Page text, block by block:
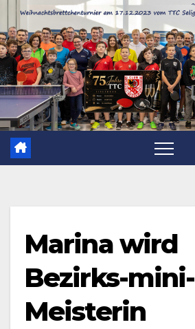
Zum
Inhalt
springen
Marina wird
Bezirks-mini-
Meisterin